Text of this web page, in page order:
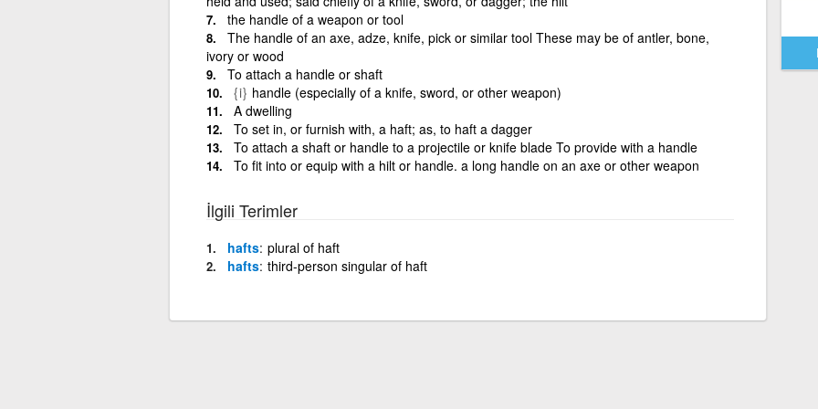
the handle of a weapon or tool
The handle of an axe, adze, knife, pick or similar tool These may be of antler, bone,
ivory or wood
To attach a handle or shaft
{i} handle (especially of a knife, sword, or other weapon)
A dwelling
To set in, or furnish with, a haft; as, to haft a dagger
To attach a shaft or handle to a projectile or knife blade To provide with a handle
To fit into or equip with a hilt or handle. a long handle on an axe or other weapon
İlgili Terimler
hafts plural of haft
hafts third-person singular of haft